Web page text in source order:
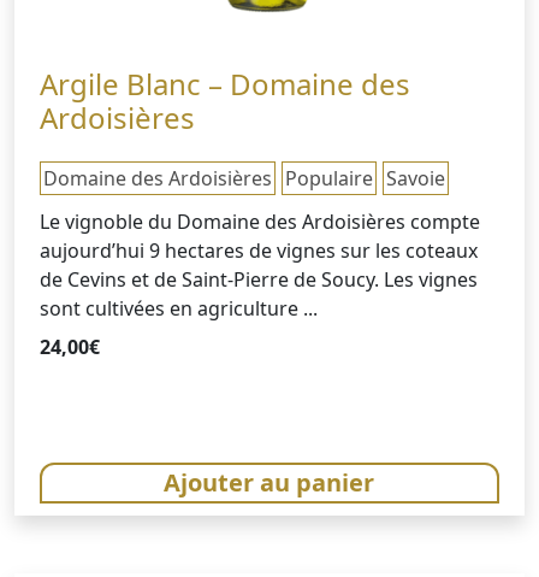
Argile Blanc – Domaine des
Ardoisières
Domaine des Ardoisières Populaire Savoie
Le vignoble du Domaine des Ardoisières compte
aujourd’hui 9 hectares de vignes sur les coteaux
de Cevins et de Saint-Pierre de Soucy. Les vignes
sont cultivées en agriculture ...
24,00€
Ajouter au panier